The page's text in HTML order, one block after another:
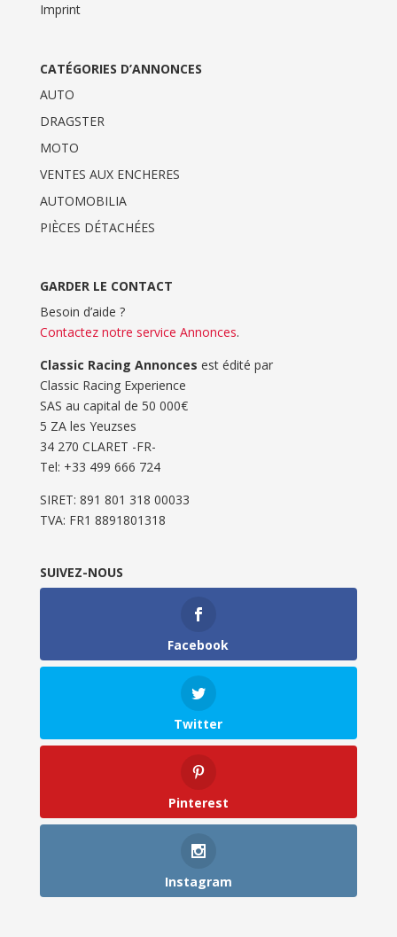
Imprint
CATÉGORIES D’ANNONCES
AUTO
DRAGSTER
MOTO
VENTES AUX ENCHERES
AUTOMOBILIA
PIÈCES DÉTACHÉES
GARDER LE CONTACT
Besoin d’aide ?
Contactez notre service Annonces.
Classic Racing Annonces est édité par
Classic Racing Experience
SAS au capital de 50 000€
5 ZA les Yeuzses
34 270 CLARET -FR-
Tel: ‭+33 499 666 724‬
SIRET: 891 801 318 00033
TVA: FR1 8891801318
SUIVEZ-NOUS
Facebook
Twitter
Pinterest
Instagram